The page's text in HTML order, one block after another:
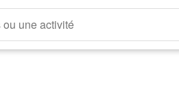
une activité